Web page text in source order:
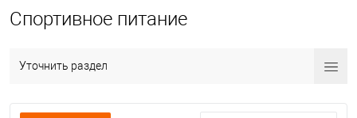
Спортивное питание
Уточнить раздел